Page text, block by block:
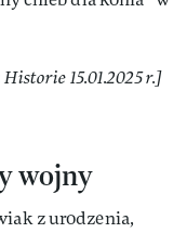
15.01.2025 r.]
wojny
z urodzenia,